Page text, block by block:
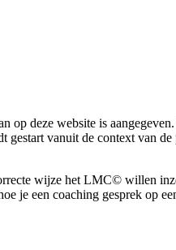
deze website is
gestart vanuit de context van
wijze het LMC© willen
je een coaching gesprek op